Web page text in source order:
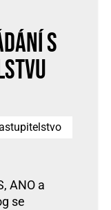
s
ANO a
se